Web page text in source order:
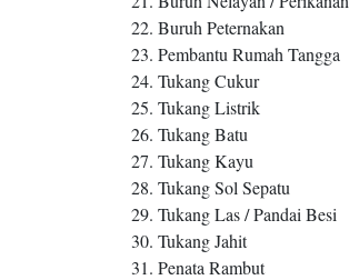
22. Buruh Peternakan
23. Pembantu Rumah Tangga
24. Tukang Cukur
25. Tukang Listrik
26. Tukang Batu
27. Tukang Kayu
28. Tukang Sol Sepatu
29. Tukang Las / Pandai Besi
30. Tukang Jahit
31. Penata Rambut